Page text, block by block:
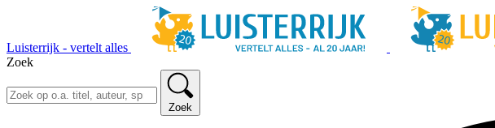
Luisterrijk - vertelt alles
Zoek
Zoek